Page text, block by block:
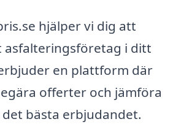
hjälper vi dig att
i ditt
en plattform där
offerter och jämföra
bästa erbjudandet.